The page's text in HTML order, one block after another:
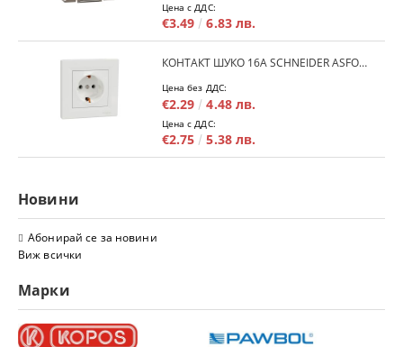
Цена с ДДС:
€3.49 6.83 лв.
КОНТАКТ ШУКО 16A SCHNEIDER ASFORA EPH2900121 - БЯЛ
Цена без ДДС:
€2.29 4.48 лв.
Цена с ДДС:
€2.75 5.38 лв.
Новини
Абонирай се за новини
Виж всички
Марки